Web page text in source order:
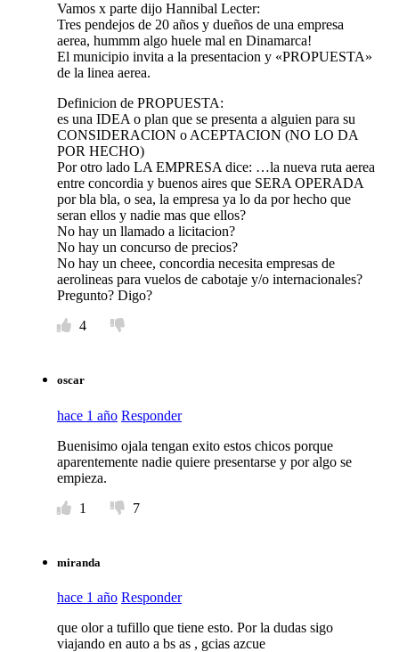
Vamos x parte dijo Hannibal Lecter:
Tres pendejos de 20 años y dueños de una empresa
aerea, hummm algo huele mal en Dinamarca!
El municipio invita a la presentacion y «PROPUESTA»
de la linea aerea.
Definicion de PROPUESTA:
es una IDEA o plan que se presenta a alguien para su
CONSIDERACION o ACEPTACION (NO LO DA
POR HECHO)
Por otro lado LA EMPRESA dice: …la nueva ruta aerea
entre concordia y buenos aires que SERA OPERADA
por bla bla, o sea, la empresa ya lo da por hecho que
seran ellos y nadie mas que ellos?
No hay un llamado a licitacion?
No hay un concurso de precios?
No hay un cheee, concordia necesita empresas de
aerolineas para vuelos de cabotaje y/o internacionales?
Pregunto? Digo?
4
oscar
hace 1 año Responder
Buenisimo ojala tengan exito estos chicos porque
aparentemente nadie quiere presentarse y por algo se
empieza.
1
7
miranda
hace 1 año Responder
que olor a tufillo que tiene esto. Por la dudas sigo
viajando en auto a bs as , gcias azcue